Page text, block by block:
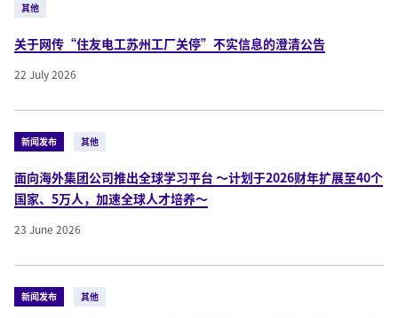
其他
关于网传“住友电工苏州工厂关停”不实信息的澄清公告
22 July 2026
新闻发布 其他
面向海外集团公司推出全球学习平台 ～计划于2026财年扩展至40个
国家、5万人，加速全球人才培养～
23 June 2026
新闻发布 其他